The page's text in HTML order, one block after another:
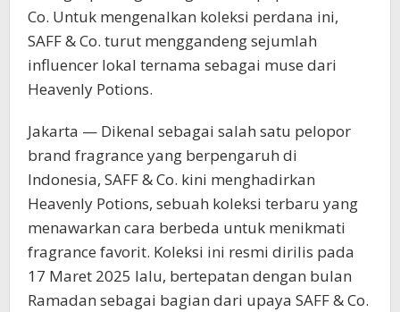
Co. Untuk mengenalkan koleksi perdana ini,
SAFF & Co. turut menggandeng sejumlah
influencer lokal ternama sebagai muse dari
Heavenly Potions.
Jakarta — Dikenal sebagai salah satu pelopor
brand fragrance yang berpengaruh di
Indonesia, SAFF & Co. kini menghadirkan
Heavenly Potions, sebuah koleksi terbaru yang
menawarkan cara berbeda untuk menikmati
fragrance favorit. Koleksi ini resmi dirilis pada
17 Maret 2025 lalu, bertepatan dengan bulan
Ramadan sebagai bagian dari upaya SAFF & Co.